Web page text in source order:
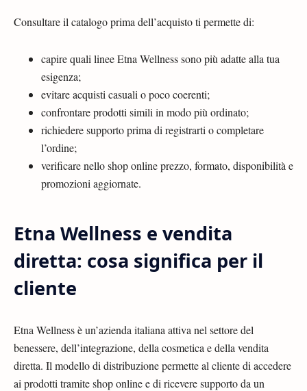
Consultare il catalogo prima dell’acquisto ti permette di:
capire quali linee Etna Wellness sono più adatte alla tua
esigenza;
evitare acquisti casuali o poco coerenti;
confrontare prodotti simili in modo più ordinato;
richiedere supporto prima di registrarti o completare
l’ordine;
verificare nello shop online prezzo, formato, disponibilità e
promozioni aggiornate.
Etna Wellness e vendita
diretta: cosa significa per il
cliente
Etna Wellness è un’azienda italiana attiva nel settore del
benessere, dell’integrazione, della cosmetica e della vendita
diretta. Il modello di distribuzione permette al cliente di accedere
ai prodotti tramite shop online e di ricevere supporto da un